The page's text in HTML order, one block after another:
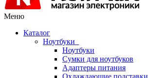
Меню
Каталог
Ноутбуки
Ноутбуки
Сумки для ноутбуков
Адаптеры питания
Охлаждающие подставки